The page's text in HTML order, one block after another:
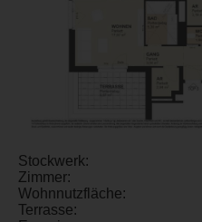
Stockwerk:
Zimmer:
Wohnnutzfläche:
Terrasse: